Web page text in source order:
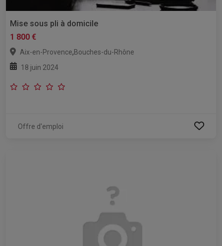
Mise sous pli à domicile
1 800 €
Aix-en-Provence,Bouches-du-Rhône
18 juin 2024
Offre d'emploi